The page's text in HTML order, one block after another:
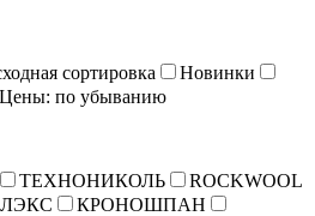
сортировка
Новинки
Цены: по убыванию
ТЕХНОНИКОЛЬ
ROCKWOOL
КРОНОШПАН